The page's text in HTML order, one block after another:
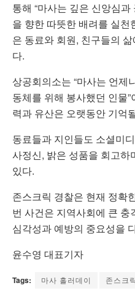
통해 “마사는 깊은 신앙심
을 향한 따뜻한 배려를 실천
은 동료와 회원, 친구들의
다.
상공회의소는 “마사는 언제
동체를 위해 봉사했던 인물
력과 유산은 오랫동안 기억
동료들과 지인들도 소셜미
사정신, 밝은 성품을 회고
있다.
존스크릭 경찰은 현재 정확
번 사건은 지역사회에 큰
심각성과 예방의 중요성을
윤수영 대표기자
Tags: 마사 홀러데이 존스크릭